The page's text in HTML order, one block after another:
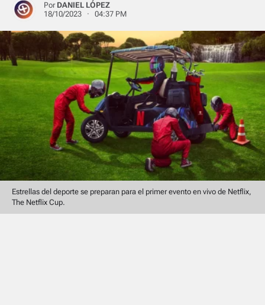
Por DANIEL LÓPEZ
18/10/2023 · 04:37 PM
Estrellas del deporte se preparan para el primer evento en vivo de Netflix,
The Netflix Cup.